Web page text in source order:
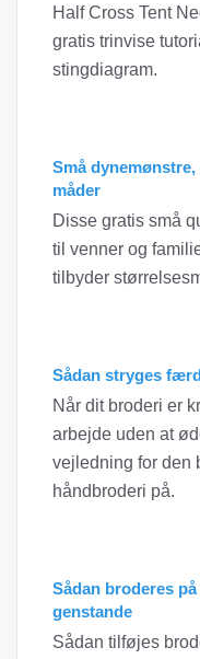
Half Cross Tent
gratis trinvise
stingdiagram.
Små
måder
Disse gratis små
til venner og
tilbyder
Sådan stryges
Når dit broderi er
arbejde uden at
vejledning for den
håndbroderi på.
Sådan broderes
genstande
Sådan tilføjes